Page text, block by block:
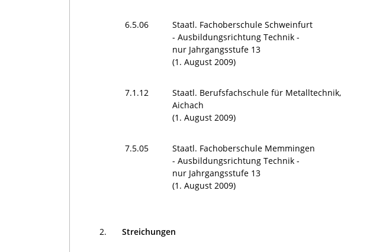
6.5.06
Staatl. Fachoberschule Schweinfurt
- Ausbildungsrichtung Technik -
nur Jahrgangsstufe 13
(1. August 2009)
7.1.12
Staatl. Berufsfachschule für Metalltechnik,
Aichach
(1. August 2009)
7.5.05
Staatl. Fachoberschule Memmingen
- Ausbildungsrichtung Technik -
nur Jahrgangsstufe 13
(1. August 2009)
2. Streichungen